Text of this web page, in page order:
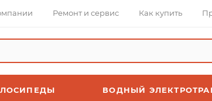
Ремонт и сервис Как купить
ВОДНЫЙ